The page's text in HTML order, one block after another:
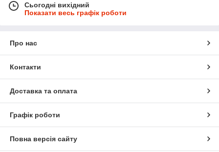
Сьогодні вихідний
Показати весь графік роботи
Про нас
Контакти
Доставка та оплата
Графік роботи
Повна версія сайту